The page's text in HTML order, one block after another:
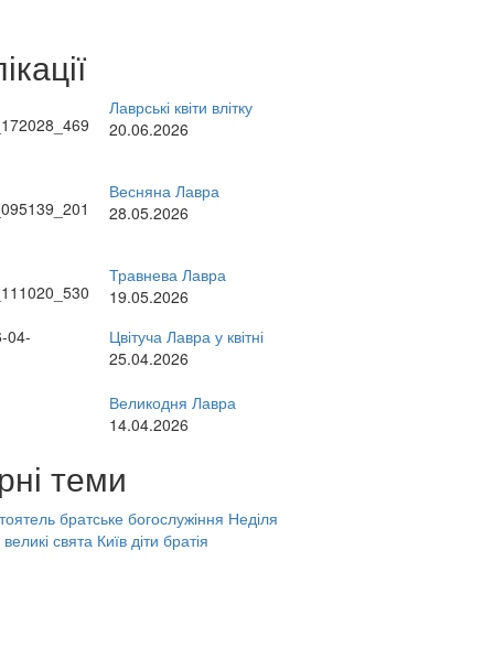
Лаврські квіти влітку
20.06.2026
Весняна Лавра
28.05.2026
Травнева Лавра
19.05.2026
Цвітуча Лавра у квітні
25.04.2026
Великодня Лавра
14.04.2026
теми
братське богослужіння Неділя
великі свята Київ діти братія